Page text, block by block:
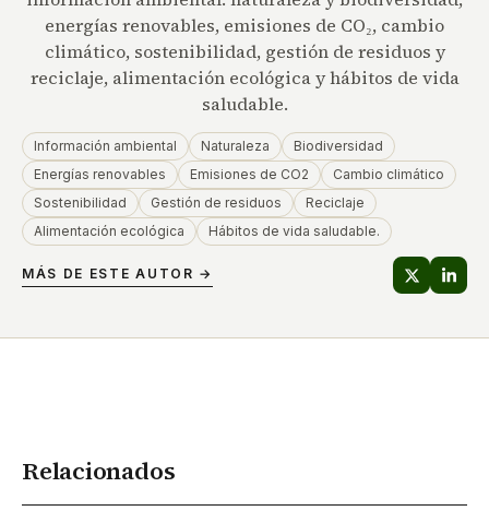
energías renovables, emisiones de CO₂, cambio
climático, sostenibilidad, gestión de residuos y
reciclaje, alimentación ecológica y hábitos de vida
saludable.
Información ambiental Naturaleza
Biodiversidad
Energías renovables
Emisiones de CO2
Cambio climático
Sostenibilidad
Gestión de residuos
Reciclaje
Alimentación ecológica
Hábitos de vida saludable.
MÁS DE ESTE AUTOR →
Relacionados